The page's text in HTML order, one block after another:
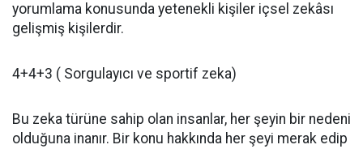
yorumlama konusunda yetenekli kişiler içsel zekâsı
gelişmiş kişilerdir.
4+4+3 ( Sorgulayıcı ve sportif zeka)
Bu zeka türüne sahip olan insanlar, her şeyin bir nedeni
olduğuna inanır. Bir konu hakkında her şeyi merak edip